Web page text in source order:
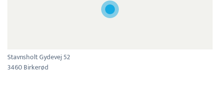
Stavnsholt Gydevej 52
3460 Birkerød